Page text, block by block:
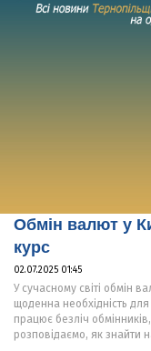
Обмін валют у
курс
02.07.2025 01:45
У сучасному світі обмін
щоденна необхідність для
працює безліч
розповідаємо, як знайти